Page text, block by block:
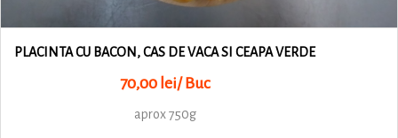
PLACINTA CU BACON, CAS DE VACA SI CEAPA VERDE
70,00 lei/ Buc
aprox 750g